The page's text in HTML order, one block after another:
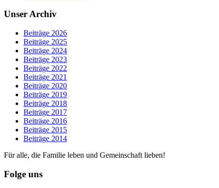
Unser Archiv
Beiträge 2026
Beiträge 2025
Beiträge 2024
Beiträge 2023
Beiträge 2022
Beiträge 2021
Beiträge 2020
Beiträge 2019
Beiträge 2018
Beiträge 2017
Beiträge 2016
Beiträge 2015
Beiträge 2014
Für alle, die Familie leben und Gemeinschaft lieben!
Folge uns